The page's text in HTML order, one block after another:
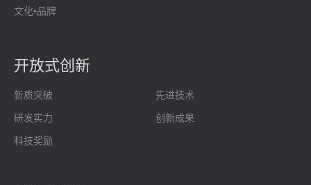
文化•品牌
开放式创新
新质突破 先进技术
研发实力 创新成果
科技奖励